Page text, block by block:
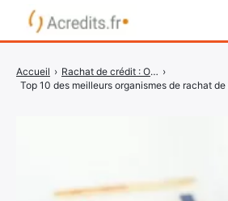
Accueil › Rachat de crédit : Organismes et banques ›
Top 10 des meilleurs organismes de rachat
Surendettement
Organismes bancaires